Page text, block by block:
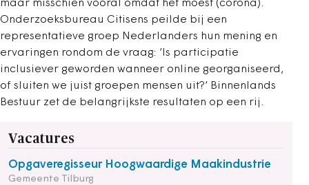
maar misschien vooral omdat het moest (corona).
Onderzoeksbureau Citisens peilde bij een
representatieve groep Nederlanders hun mening en
ervaringen rondom de vraag: ‘Is participatie
inclusiever geworden wanneer online georganiseerd,
of sluiten we juist groepen mensen uit?‘ Binnenlands
Bestuur zet de belangrijkste resultaten op een rij.
Vacatures
Opgaveregisseur Hoogwaardige Maakindustrie
Gemeente Tilburg